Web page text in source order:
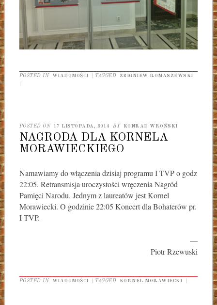
POSTED IN WIADOMOŚCI TAGGED
ZBIGNIEW ROMASZEWSKI
POSTED ON 17 LISTOPADA, 2014 BY KONRAD WROŃSKI
NAGRODA DLA KORNELA
MORAWIECKIEGO
Namawiamy do włączenia dzisiaj programu I TVP o godz
22:05. Retransmisja uroczystości wręczenia Nagród
Pamięci Narodu. Jednym z laureatów jest Kornel
Morawiecki. O godzinie 22:05 Koncert dla Bohaterów pr.
I TVP.
—
Piotr Rzewuski
POSTED IN WIADOMOŚCI TAGGED KORNEL MORAWIECKI